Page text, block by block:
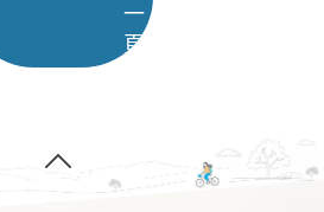
一
頁